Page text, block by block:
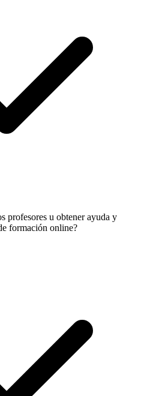
profesores u obtener ayuda y
formación online?